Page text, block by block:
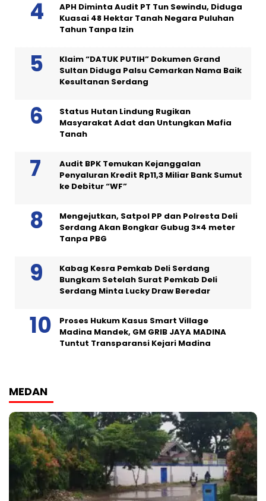
APH Diminta Audit PT Tun Sewindu, Diduga
Kuasai 48 Hektar Tanah Negara Puluhan
Tahun Tanpa Izin
Klaim “DATUK PUTIH” Dokumen Grand
Sultan Diduga Palsu Cemarkan Nama Baik
Kesultanan Serdang
Status Hutan Lindung Rugikan
Masyarakat Adat dan Untungkan Mafia
Tanah
Audit BPK Temukan Kejanggalan
Penyaluran Kredit Rp11,3 Miliar Bank Sumut
ke Debitur “WF”
Mengejutkan, Satpol PP dan Polresta Deli
Serdang Akan Bongkar Gubug 3×4 meter
Tanpa PBG
Kabag Kesra Pemkab Deli Serdang
Bungkam Setelah Surat Pemkab Deli
Serdang Minta Lucky Draw Beredar
Proses Hukum Kasus Smart Village
Madina Mandek, GM GRIB JAYA MADINA
Tuntut Transparansi Kejari Madina
MEDAN